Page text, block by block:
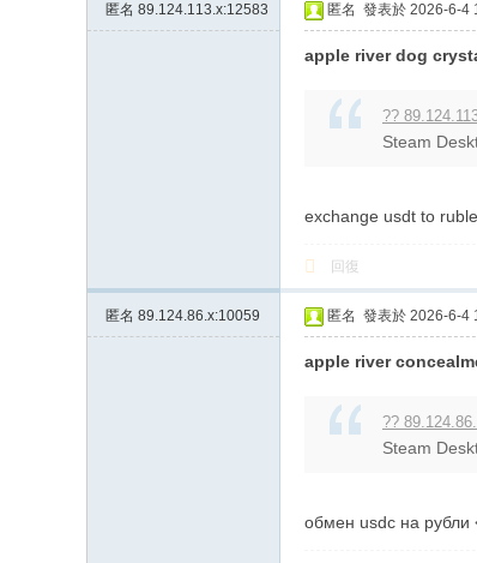
匿名 89.124.113.x:12583 匿名 發表於 2026-6-4
apple river dog
??
Steam
exchange usdt to
回復
匿名 89.124.86.x:10059 匿名 發表於 2026-6-4
apple river
??
Steam
обмен usdc на рубли